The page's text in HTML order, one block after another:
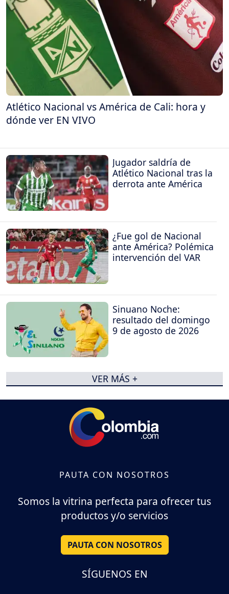
Atlético Nacional vs América de Cali: hora y
dónde ver EN VIVO
Jugador saldría de
Atlético Nacional tras la
derrota ante América
¿Fue gol de Nacional
ante América? Polémica
intervención del VAR
Sinuano Noche:
resultado del domingo
9 de agosto de 2026
VER MÁS +
PAUTA CON NOSOTROS
Somos la vitrina perfecta para ofrecer tus
productos y/o servicios
PAUTA CON NOSOTROS
SÍGUENOS EN